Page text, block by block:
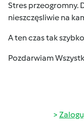
Stres przeogromny.
nieszczęsliwie na
A ten czas tak
Pozdarwiam